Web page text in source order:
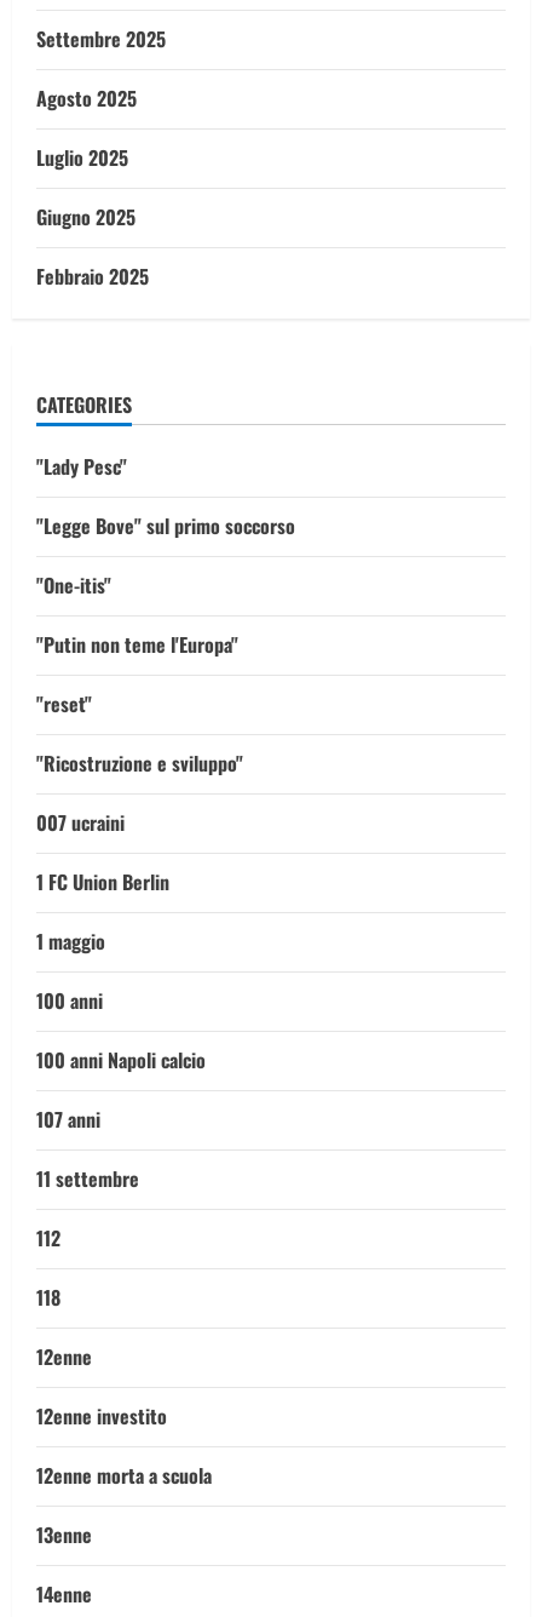
Settembre 2025
Agosto 2025
Luglio 2025
Giugno 2025
Febbraio 2025
CATEGORIES
"Lady Pesc"
"Legge Bove" sul primo soccorso
"One-itis"
"Putin non teme l'Europa"
"reset"
"Ricostruzione e sviluppo"
007 ucraini
1 FC Union Berlin
1 maggio
100 anni
100 anni Napoli calcio
107 anni
11 settembre
112
118
12enne
12enne investito
12enne morta a scuola
13enne
14enne